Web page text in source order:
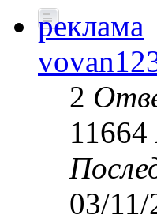
реклама
2
11664
03/11/